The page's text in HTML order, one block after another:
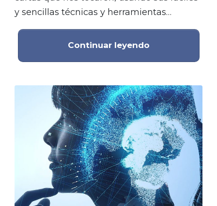
y sencillas técnicas y herramientas…
Continuar leyendo